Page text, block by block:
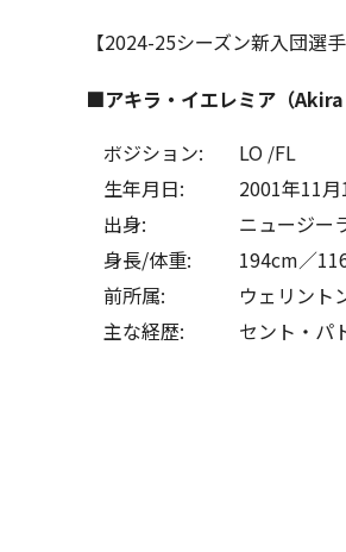
【2024-25シーズン新入団選
■アキラ・イエレミア（Akira
ポジション:
LO /FL
生年月日:
2001年11月
出身:
ニュージー
身長/体重:
194cm／
前所属:
ウェリント
主な経歴:
セント・パ